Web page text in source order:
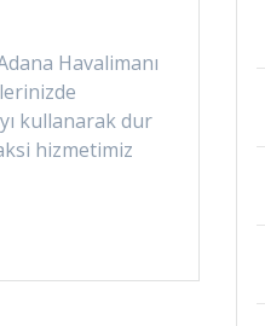
Havalimanı
kullanarak dur
hizmetimiz